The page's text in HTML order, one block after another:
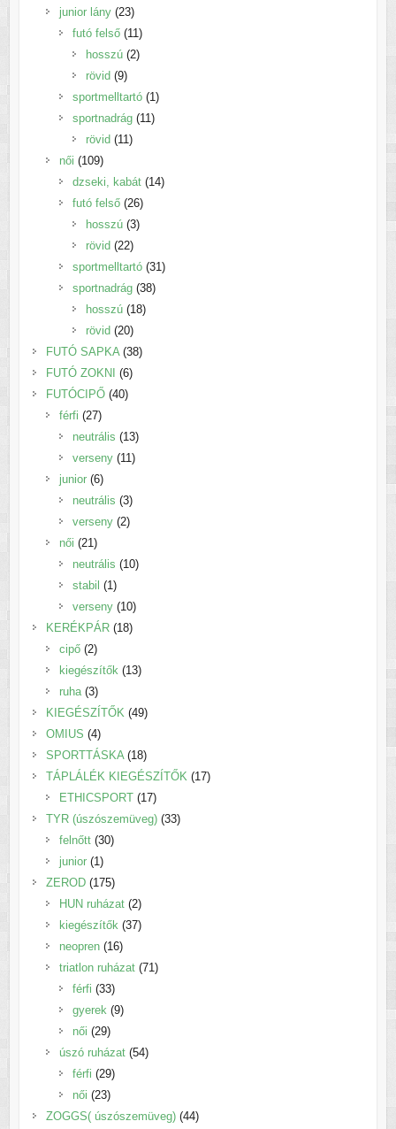
termék
junior lány 2323
termék
futó felső 1111
termék
hosszú 22
rövid 99
termék
sportmelltartó 11
termék
sportnadrág 1111
rövid 1111
női 109109
termék
dzseki, kabát 1414
futó felső 2626
termék
hosszú 33
rövid 2222
termék
sportmelltartó 3131
sportnadrág 3838
hosszú 1818
rövid 2020
termék
FUTÓ SAPKA 3838
FUTÓ ZOKNI 66
termék
FUTÓCIPŐ 4040
férfi 2727
termék
neutrális 1313
termék
verseny 1111
junior 66
termék
neutrális 33
termék
verseny 22
női 2121
termék
neutrális 1010
stabil 11
termék
verseny 1010
termék
KERÉKPÁR 1818
cipő 22
termék
kiegészítők 1313
ruha 33
termék
KIEGÉSZÍTŐK 4949
OMIUS 44
termék
SPORTTÁSKA 1818
termék
TÁPLÁLÉK KIEGÉSZÍTŐK 1717
ETHICSPORT 1717
termék
TYR (úszószemüveg) 3333
felnőtt 3030
junior 11
termék
ZEROD 175175
termék
HUN ruházat 22
termék
kiegészítők 3737
neopren 1616
termék
triatlon ruházat 7171
férfi 3333
termék
gyerek 99
női 2929
termék
úszó ruházat 5454
férfi 2929
termék
női 2323
termék
ZOGGS( úszószemüveg) 4444